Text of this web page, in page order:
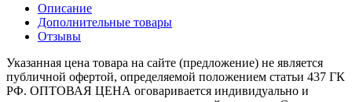
Описание
Дополнительные товары
Отзывы
Указанная цена товара на сайте (предложение) не является
публичной офертой, определяемой положением статьи 437 ГК
РФ. ОПТОВАЯ ЦЕНА оговаривается индивидуально и